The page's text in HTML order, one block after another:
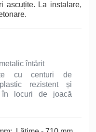
ascuțite. La instalare,
întărit
cu centuri de
rezistent și
în locuri de joacă